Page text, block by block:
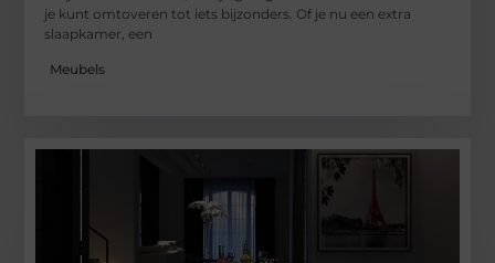
je kunt omtoveren tot iets bijzonders. Of je nu een extra
slaapkamer, een
Meubels